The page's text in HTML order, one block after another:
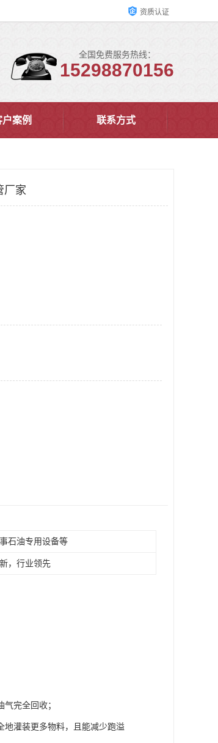
资质认证
全国免费服务热线：
15298870156
户案例 联系方式
厂家
石油专用设备等
，行业领先
完全回收；
地灌装更多物料，且能减少跑溢